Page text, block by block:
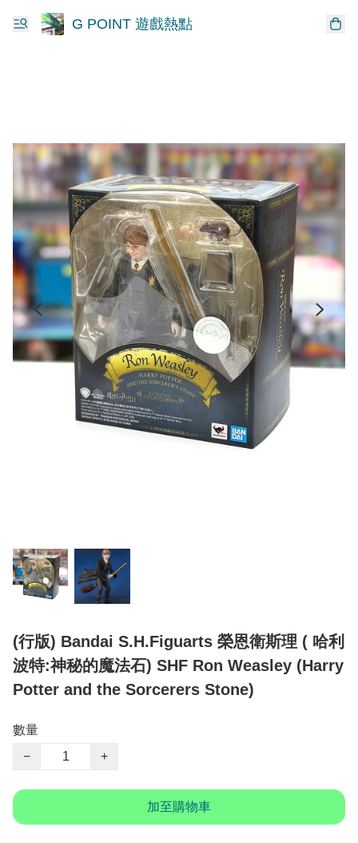
G POINT 遊戲熱點
(行版) Bandai S.H.Figuarts 榮恩衛斯理 ( 哈利
波特:神秘的魔法石) SHF Ron Weasley (Harry
Potter and the Sorcerers Stone)
數量
−
+
加至購物車